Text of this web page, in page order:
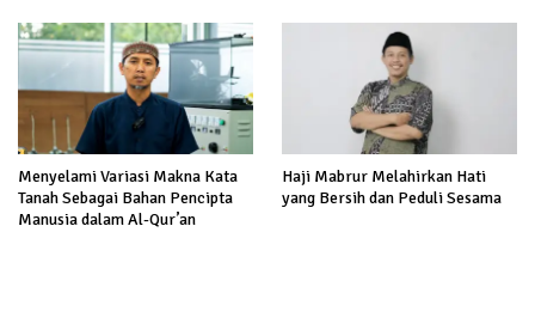
Menyelami Variasi Makna Kata
Tanah Sebagai Bahan Pencipta
Manusia dalam Al-Qur’an
Haji Mabrur Melahirkan Hati
yang Bersih dan Peduli Sesama